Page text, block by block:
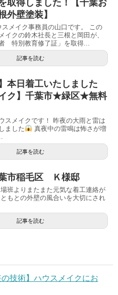
取得しました！【千葉お
外壁塗装】
スメイク事務員の山口です。 この
イクの鈴木社長と三根と岡田が、
特別教育修了証」を取得...
記事を読む
本日着工いたしました
イク】千葉市★緑区★無料
スメイクです！ 昨夜の大雨と雷は
ました
真夜中の雷鳴は怖さが増
記事を読む
葉市稲毛区 Ｋ様邸
班よりまたまた元気な着工連絡が
もとの外壁の風合いを大切にされ
記事を読む
の技術】ハウスメイクにお